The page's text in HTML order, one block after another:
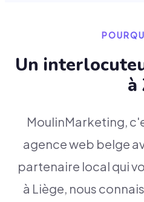
Un
à
MoulinMarketing,
agence web belge
partenaire local qui
à Liège, nous